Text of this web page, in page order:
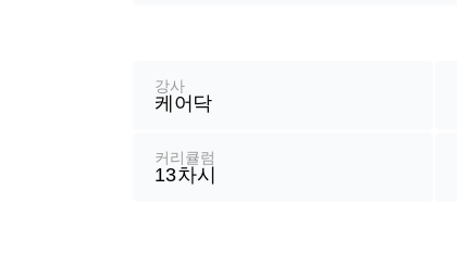
강사
케어닥
커리큘럼
13차시